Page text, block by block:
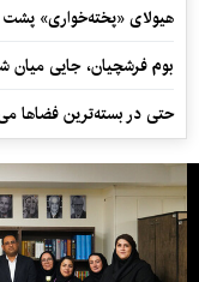
هیولای «پخته‌خواری»
بوم فرشچیان، جایی میان
حتی در بسته‌ترین فضاها